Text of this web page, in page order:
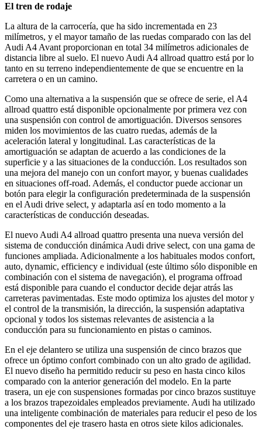
El tren de rodaje
La altura de la carrocería, que ha sido incrementada en 23
milímetros, y el mayor tamaño de las ruedas comparado con las del
Audi A4 Avant proporcionan en total 34 milímetros adicionales de
distancia libre al suelo. El nuevo Audi A4 allroad quattro está por lo
tanto en su terreno independientemente de que se encuentre en la
carretera o en un camino.
Como una alternativa a la suspensión que se ofrece de serie, el A4
allroad quattro está disponible opcionalmente por primera vez con
una suspensión con control de amortiguación. Diversos sensores
miden los movimientos de las cuatro ruedas, además de la
aceleración lateral y longitudinal. Las características de la
amortiguación se adaptan de acuerdo a las condiciones de la
superficie y a las situaciones de la conducción. Los resultados son
una mejora del manejo con un confort mayor, y buenas cualidades
en situaciones off-road. Además, el conductor puede accionar un
botón para elegir la configuración predeterminada de la suspensión
en el Audi drive select, y adaptarla así en todo momento a la
características de conducción deseadas.
El nuevo Audi A4 allroad quattro presenta una nueva versión del
sistema de conducción dinámica Audi drive select, con una gama de
funciones ampliada. Adicionalmente a los habituales modos confort,
auto, dynamic, efficiency e individual (este último sólo disponible en
combinación con el sistema de navegación), el programa offroad
está disponible para cuando el conductor decide dejar atrás las
carreteras pavimentadas. Este modo optimiza los ajustes del motor y
el control de la transmisión, la dirección, la suspensión adaptativa
opcional y todos los sistemas relevantes de asistencia a la
conducción para su funcionamiento en pistas o caminos.
En el eje delantero se utiliza una suspensión de cinco brazos que
ofrece un óptimo confort combinado con un alto grado de agilidad.
El nuevo diseño ha permitido reducir su peso en hasta cinco kilos
comparado con la anterior generación del modelo. En la parte
trasera, un eje con suspensiones formadas por cinco brazos sustituye
a los brazos trapezoidales empleados previamente. Audi ha utilizado
una inteligente combinación de materiales para reducir el peso de los
componentes del eje trasero hasta en otros siete kilos adicionales.